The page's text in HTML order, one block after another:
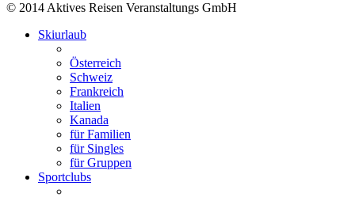
© 2014 Aktives Reisen Veranstaltungs GmbH
Skiurlaub
Österreich
Schweiz
Frankreich
Italien
Kanada
für Familien
für Singles
für Gruppen
Sportclubs